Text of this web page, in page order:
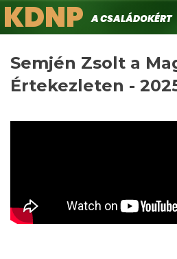
Ugrás
a
Keresés
KDNPA családokért.
Semjén Zsolt a
Értekezleten -